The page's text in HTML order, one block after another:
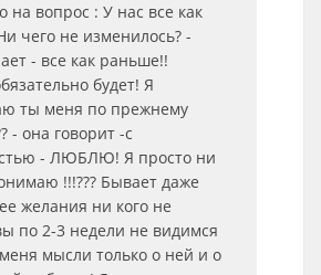
на вопрос : У нас все как
чего не изменилось? -
- все как раньше!!
будет! Я
ты меня по прежнему
- она говорит -с
- ЛЮБЛЮ! Я просто ни
!!!??? Бывает даже
желания ни кого не
по 2-3 недели не видимся
мысли только о ней и о